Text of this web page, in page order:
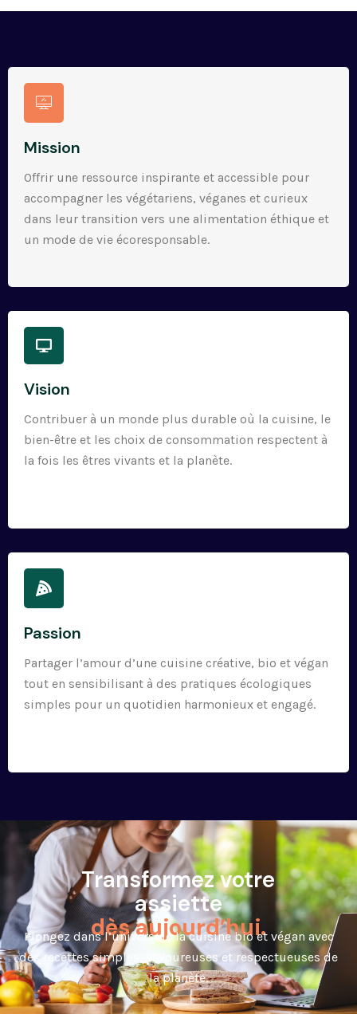
Mission
Offrir une ressource inspirante et accessible pour
accompagner les végétariens, véganes et curieux
dans leur transition vers une alimentation éthique et
un mode de vie écoresponsable.
Vision
Contribuer à un monde plus durable où la cuisine, le
bien-être et les choix de consommation respectent à
la fois les êtres vivants et la planète.
Passion
Partager l’amour d’une cuisine créative, bio et végan
tout en sensibilisant à des pratiques écologiques
simples pour un quotidien harmonieux et engagé.
Transformez votre
assiette
dès aujourd’hui.
Plongez dans l’univers de la cuisine bio et végan avec
des recettes simples, savoureuses et respectueuses de
la planète.